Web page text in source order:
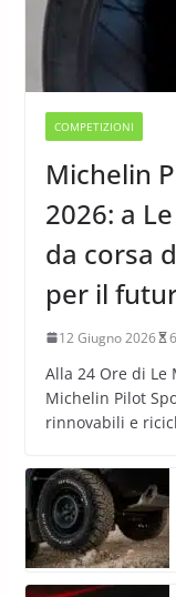
COMPETIZIONI
Michelin
2026: a
da corsa
per il
12 Giugno 2026
Alla 24 Ore di Le
Michelin Pilot
rinnovabili e